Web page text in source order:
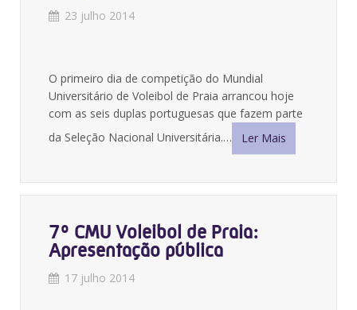
23 julho 2014
O primeiro dia de competição do Mundial
Universitário de Voleibol de Praia arrancou hoje
com as seis duplas portuguesas que fazem parte
da Seleção Nacional Universitária.…
Ler Mais
7º CMU Voleibol de Praia:
Apresentação pública
17 julho 2014